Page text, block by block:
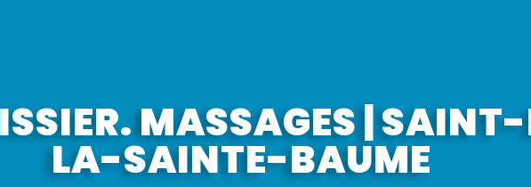
MASSAGES |
LA-SAINTE-BAUME